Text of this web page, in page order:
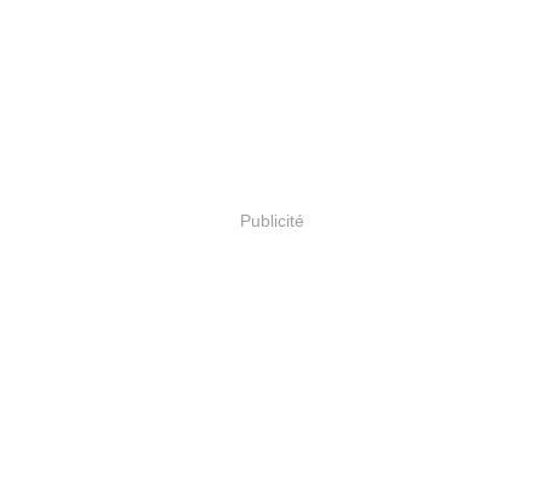
Publicité